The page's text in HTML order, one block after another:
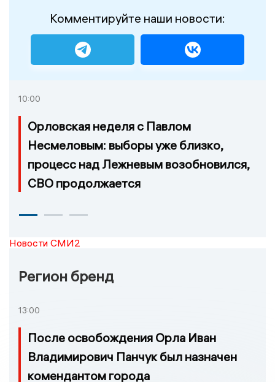
Комментируйте наши новости:
10:00
Орловская неделя с Павлом
Несмеловым: выборы уже близко,
процесс над Лежневым возобновился,
СВО продолжается
Новости СМИ2
Регион бренд
13:00
После освобождения Орла Иван
Владимирович Панчук был назначен
комендантом города